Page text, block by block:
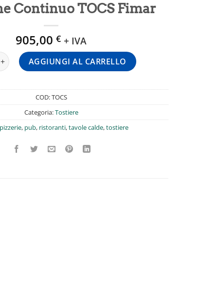
Continuo TOCS Fimar
905,00€ + IVA
Continuo TOCS Fimar quantità
AGGIUNGI AL CARRELLO
COD:TOCS
Categoria:Tostiere
pizzerie, pub, ristoranti,tavole calde,tostiere